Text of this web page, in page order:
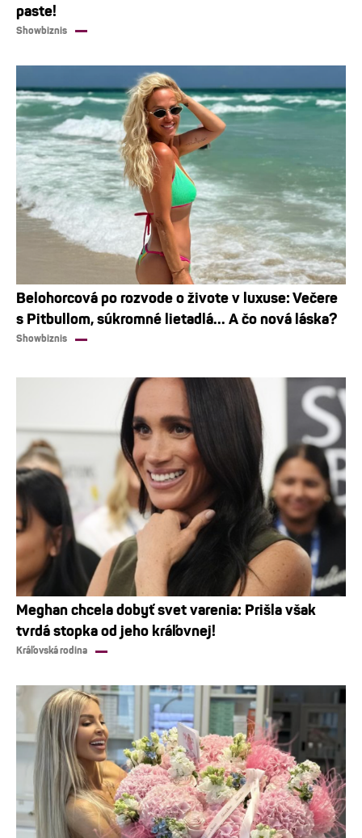
paste!
Showbiznis
Belohorcová po rozvode o živote v luxuse: Večere
s Pitbullom, súkromné lietadlá... A čo nová láska?
Showbiznis
Meghan chcela dobyť svet varenia: Prišla však
tvrdá stopka od jeho kráľovnej!
Kráľovská rodina